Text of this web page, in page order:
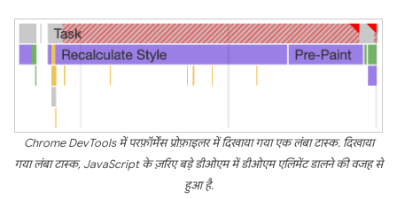
Chrome DevTools में परफ़ॉर्मेंस प्रोफ़ाइलर में दिखाया गया एक लंबा टास्क. दिखाया
गया लंबा टास्क, JavaScript के ज़रिए बड़े डीओएम में डीओएम एलिमेंट डालने की वजह से
हुआ है.